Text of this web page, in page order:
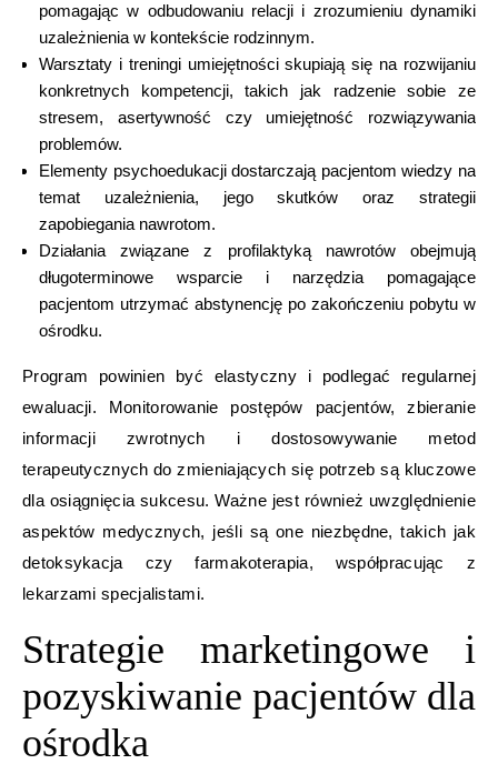
pomagając w odbudowaniu relacji i zrozumieniu dynamiki
uzależnienia w kontekście rodzinnym.
Warsztaty i treningi umiejętności skupiają się na rozwijaniu
konkretnych kompetencji, takich jak radzenie sobie ze
stresem, asertywność czy umiejętność rozwiązywania
problemów.
Elementy psychoedukacji dostarczają pacjentom wiedzy na
temat uzależnienia, jego skutków oraz strategii
zapobiegania nawrotom.
Działania związane z profilaktyką nawrotów obejmują
długoterminowe wsparcie i narzędzia pomagające
pacjentom utrzymać abstynencję po zakończeniu pobytu w
ośrodku.
Program powinien być elastyczny i podlegać regularnej
ewaluacji. Monitorowanie postępów pacjentów, zbieranie
informacji zwrotnych i dostosowywanie metod
terapeutycznych do zmieniających się potrzeb są kluczowe
dla osiągnięcia sukcesu. Ważne jest również uwzględnienie
aspektów medycznych, jeśli są one niezbędne, takich jak
detoksykacja czy farmakoterapia, współpracując z
lekarzami specjalistami.
Strategie marketingowe i
pozyskiwanie pacjentów dla
ośrodka